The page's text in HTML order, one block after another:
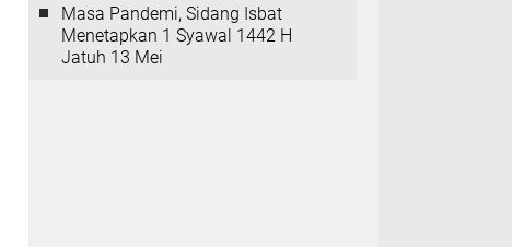
Masa Pandemi, Sidang Isbat
Menetapkan 1 Syawal 1442 H
Jatuh 13 Mei